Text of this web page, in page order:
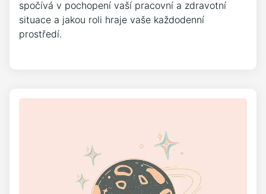
spočívá v pochopení vaší pracovní a zdravotní
situace a jakou roli hraje vaše každodenní
prostředí.